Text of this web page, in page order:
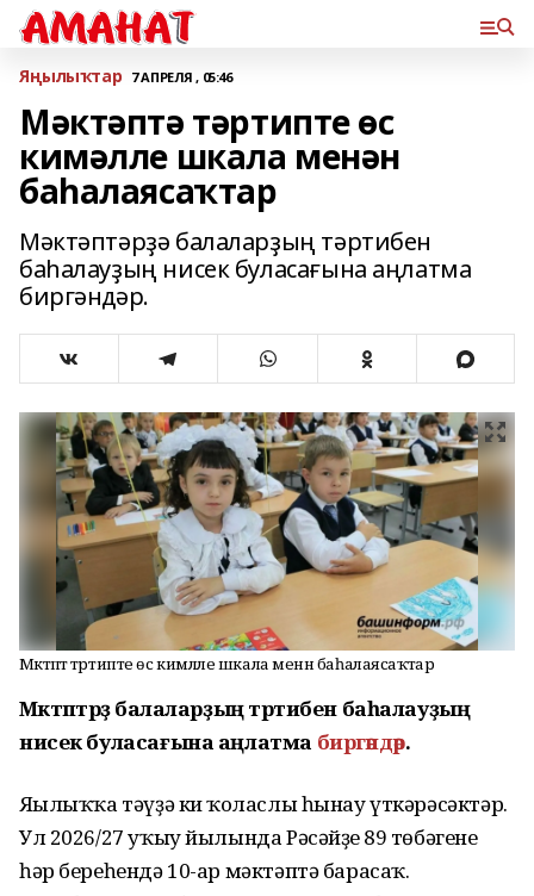
Яңылыҡтар 7 АПРЕЛЯ , 05:46
Мәктәптә тәртипте өс
кимәлле шкала менән
баһалаясаҡтар
Мәктәптәрҙә балаларҙың тәртибен
баһалауҙың нисек буласағына аңлатма
биргәндәр.
Мәктәптә тәртипте өс кимәлле шкала менән баһалаясаҡтар
Мәктәптәрҙә балаларҙың тәртибен баһалауҙың
нисек буласағына аңлатма биргәндәр.
Яңылыҡҡа тәүҙә киң ҡоласлы һынау үткәрәсәктәр.
Ул 2026/27 уҡыу йылында Рәсәйҙең 89 төбәгенең
һәр береһендә 10-ар мәктәптә барасаҡ.